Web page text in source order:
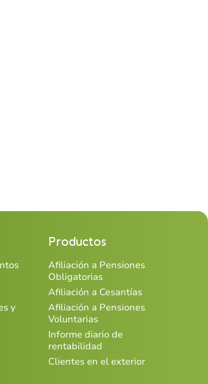
y
Productos
Afiliación a Pensiones
Obligatorias
Afiliación a Cesantías
Afiliación a Pensiones
Voluntarias
Informe diario de
rentabilidad
Clientes en el exterior